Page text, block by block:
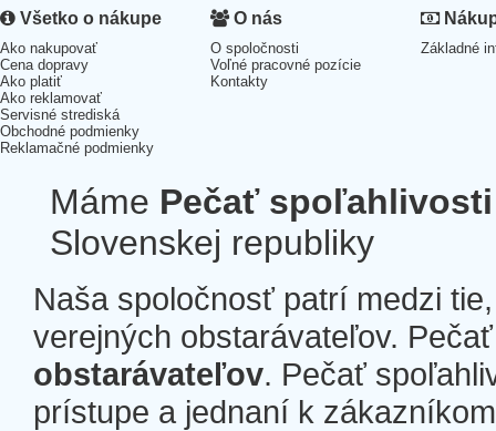
Všetko o nákupe
Ako nakupovať
Cena dopravy
Ako platiť
Ako reklamovať
Servisné strediská
Obchodné podmienky
Reklamačné podmienky
O nás
O spoločnosti
Voľné pracovné pozície
Kontakty
Základné
Máme Pečať spoľahlivosti
Slovenskej republiky
Naša spoločnosť patrí medzi
verejných obstarávateľov.
obstarávateľov. Pečať
prístupe a jednaní k